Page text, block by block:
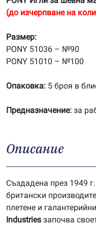
машина
(джинс)
(до изчерпване на
Размер:
PONY 51036 – №90
PONY 51010 – №100
Опаковка: 5 броя в
Предназначение: за
Описание
Създадена през 1949
британски
плетене и
Industries започва